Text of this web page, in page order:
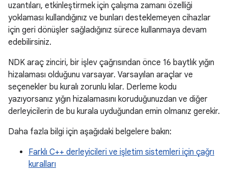
uzantıları, etkinleştirmek için çalışma zamanı özelliği
yoklaması kullandığınız ve bunları desteklemeyen cihazlar
için geri dönüşler sağladığınız sürece kullanmaya devam
edebilirsiniz.
NDK araç zinciri, bir işlev çağrısından önce 16 baytlık yığın
hizalaması olduğunu varsayar. Varsayılan araçlar ve
seçenekler bu kuralı zorunlu kılar. Derleme kodu
yazıyorsanız yığın hizalamasını koruduğunuzdan ve diğer
derleyicilerin de bu kurala uyduğundan emin olmanız gerekir.
Daha fazla bilgi için aşağıdaki belgelere bakın:
Farklı C++ derleyicileri ve işletim sistemleri için çağrı
kuralları